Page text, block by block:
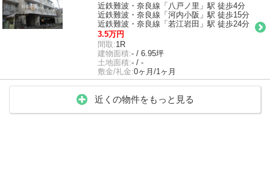
近鉄難波・奈良線「八戸ノ里」駅 徒歩4分
近鉄難波・奈良線「河内小阪」駅 徒歩15分
近鉄難波・奈良線「若江岩田」駅 徒歩24分
3.5万円
間取:1R
建物面積:- / 6.95坪
土地面積:- / -
敷金/礼金:0ヶ月/1ヶ月
近くの物件をもっと見る